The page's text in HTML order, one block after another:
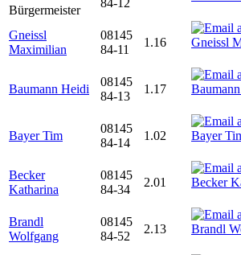
Bürgermeister
84-12
Gneissl
Maximilian
08145
84-11
1.16
Baumann Heidi
08145
84-13
1.17
Bayer Tim
08145
84-14
1.02
Becker
Katharina
08145
84-34
2.01
Brandl
Wolfgang
08145
84-52
2.13